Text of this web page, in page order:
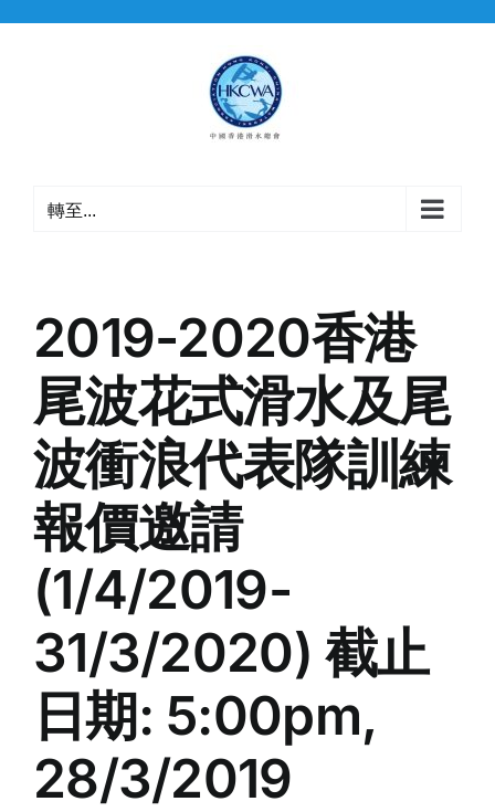
轉至...
2019-2020香港
尾波花式滑水及尾
波衝浪代表隊訓練
報價邀請
(1/4/2019-
31/3/2020) 截止
日期: 5:00pm,
28/3/2019